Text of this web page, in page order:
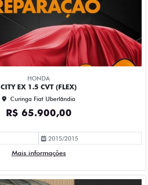
HONDA
CITY EX 1.5 CVT (FLEX)
Curinga Fiat Uberlândia
R$ 65.900,00
2015/2015
Mais informações